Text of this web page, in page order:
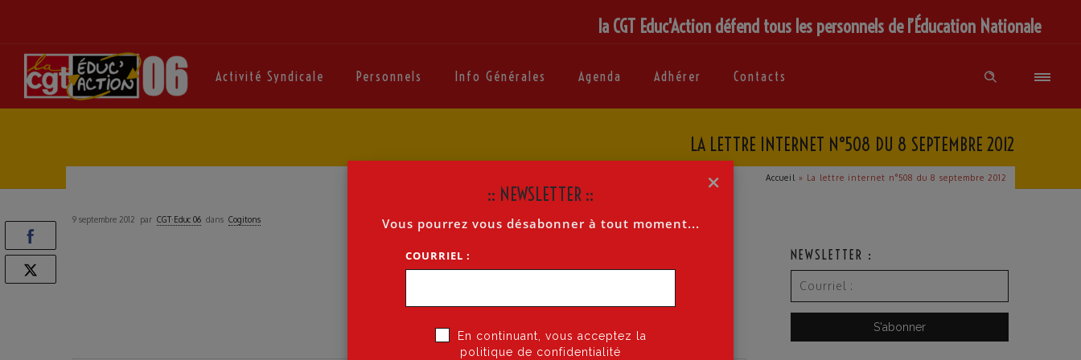
la CGT Educ'Action défend tous les personnels de l’Éducation Nationale
Activité Syndicale Personnels Info Générales Agenda Adhérer Contacts
LA LETTRE INTERNET N°508 DU 8 SEPTEMBRE 2012
Accueil » La lettre internet n°508 du 8 septembre 2012
9 septembre 2012 par CGT·Educ 06 dans Cogitons
NEWSLETTER :
×
:: NEWSLETTER ::
Vous pourrez vous désabonner à tout moment...
COURRIEL :
En continuant, vous acceptez la
politique de confidentialité